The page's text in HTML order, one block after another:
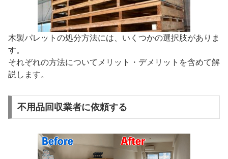
木製パレットの処分方法には、いくつかの選択肢がありま
す。
それぞれの方法についてメリット・デメリットを含めて解
説します。
不用品回収業者に依頼する